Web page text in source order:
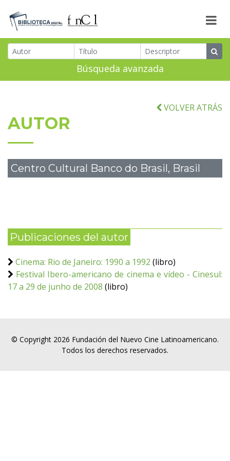
Búsqueda avanzada
VOLVER ATRÁS
AUTOR
Centro Cultural Banco do Brasil, Brasil
Publicaciones del autor
Cinema: Rio de Janeiro: 1990 a 1992 (libro)
Festival Ibero-americano de cinema e vídeo - Cinesul:
17 a 29 de junho de 2008 (libro)
© Copyright 2026 Fundación del Nuevo Cine Latinoamericano.
Todos los derechos reservados.